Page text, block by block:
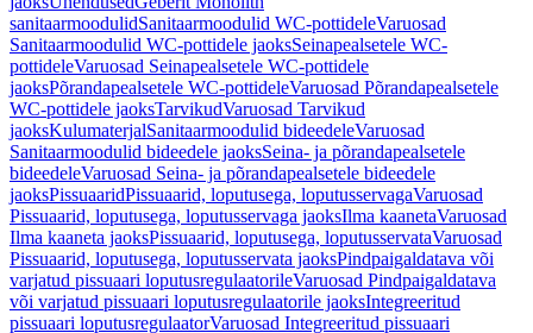
sanitaarmoodulidSanitaarmoodulid WC-pottideleVaruosad
Sanitaarmoodulid WC-pottidele jaoksSeinapealsetele WC-
pottideleVaruosad Seinapealsetele WC-pottidele
jaoksPõrandapealsetele WC-pottideleVaruosad Põrandapealsetele
WC-pottidele jaoksTarvikudVaruosad Tarvikud
jaoksKulumaterjalSanitaarmoodulid bideedeleVaruosad
Sanitaarmoodulid bideedele jaoksSeina- ja põrandapealsetele
bideedeleVaruosad Seina- ja põrandapealsetele bideedele
jaoksPissuaaridPissuaarid, loputusega, loputusservagaVaruosad
Pissuaarid, loputusega, loputusservaga jaoksIlma kaanetaVaruosad
Ilma kaaneta jaoksPissuaarid, loputusega, loputusservataVaruosad
Pissuaarid, loputusega, loputusservata jaoksPindpaigaldatava või
varjatud pissuaari loputusregulaatorileVaruosad Pindpaigaldatava
või varjatud pissuaari loputusregulaatorile jaoksIntegreeritud
pissuaari loputusregulaatorVaruosad Integreeritud pissuaari